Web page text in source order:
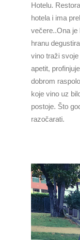
Hotelu.
hotela i ima
večere..Ona je
hranu
vino traži
apetit,
dobrom
koje vino uz
postoje. Što
razočarati.